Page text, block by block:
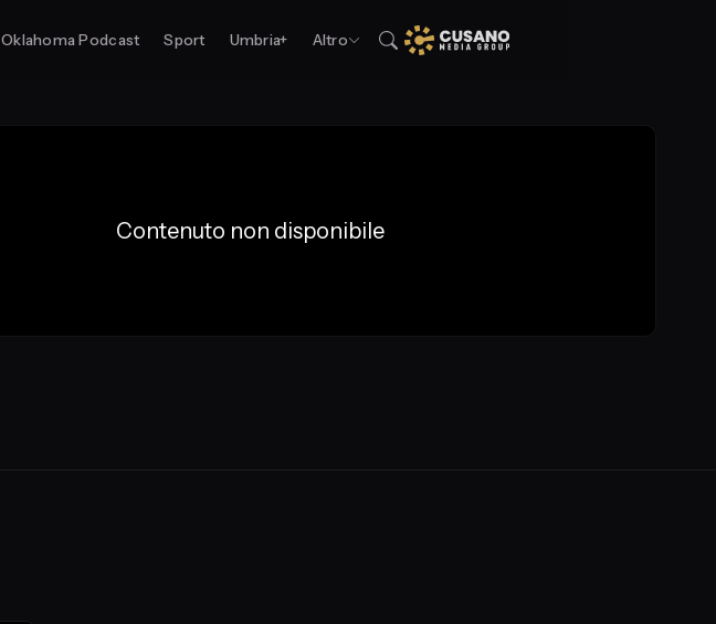
Oklahoma Podcast Sport Umbria+ Altro
Contenuto non disponibile